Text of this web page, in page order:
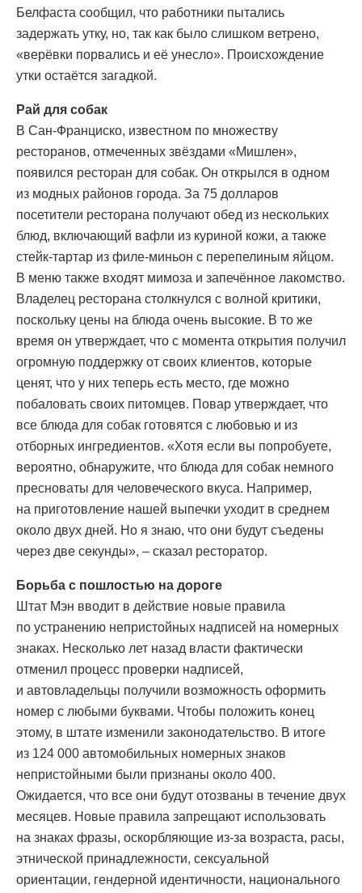
Белфаста сообщил, что работники пытались
задержать утку, но, так как было слишком ветрено,
«верёвки порвались и её унесло». Происхождение
утки остаётся загадкой.
Рай для собак
В Сан-Франциско, известном по множеству
ресторанов, отмеченных звёздами «Мишлен»,
появился ресторан для собак. Он открылся в одном
из модных районов города. За 75 долларов
посетители ресторана получают обед из нескольких
блюд, включающий вафли из куриной кожи, а также
стейк-тартар из филе-миньон с перепелиным яйцом.
В меню также входят мимоза и запечённое лакомство.
Владелец ресторана столкнулся с волной критики,
поскольку цены на блюда очень высокие. В то же
время он утверждает, что с момента открытия получил
огромную поддержку от своих клиентов, которые
ценят, что у них теперь есть место, где можно
побаловать своих питомцев. Повар утверждает, что
все блюда для собак готовятся с любовью и из
отборных ингредиентов. «Хотя если вы попробуете,
вероятно, обнаружите, что блюда для собак немного
пресноваты для человеческого вкуса. Например,
на приготовление нашей выпечки уходит в среднем
около двух дней. Но я знаю, что они будут съедены
через две секунды», – сказал ресторатор.
Борьба с пошлостью на дороге
Штат Мэн вводит в действие новые правила
по устранению непристойных надписей на номерных
знаках. Несколько лет назад власти фактически
отменил процесс проверки надписей,
и автовладельцы получили возможность оформить
номер с любыми буквами. Чтобы положить конец
этому, в штате изменили законодательство. В итоге
из 124 000 автомобильных номерных знаков
непристойными были признаны около 400.
Ожидается, что все они будут отозваны в течение двух
месяцев. Новые правила запрещают использовать
на знаках фразы, оскорбляющие из-за возраста, расы,
этнической принадлежности, сексуальной
ориентации, гендерной идентичности, национального